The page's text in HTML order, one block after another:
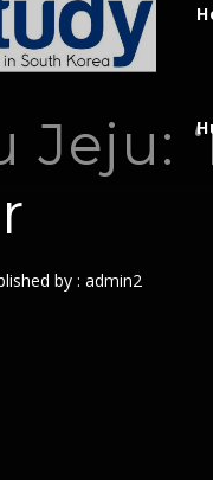
Jeju:
by : admin2